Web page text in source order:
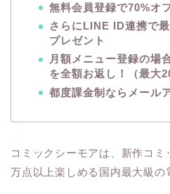
無料会員登録で70%オ
さらにLINE ID連携で
プレゼント
月額メニュー登録の場
を全額お返し！（最大
都度課金制ならメール
コミックシーモアは、新作コ
万点以上楽しめる国内最大級の